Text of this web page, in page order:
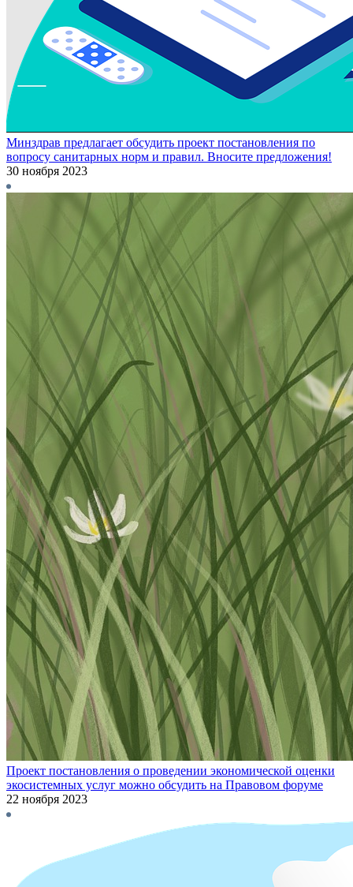
Минздрав предлагает обсудить проект постановления по
вопросу санитарных норм и правил. Вносите предложения!
30 ноября 2023
Проект постановления о проведении экономической оценки
экосистемных услуг можно обсудить на Правовом форуме
22 ноября 2023